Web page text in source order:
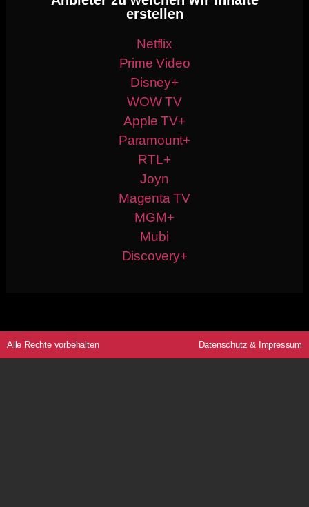
erstellen
Netflix
Prime Video
Disney+
WOW TV
Apple TV+
Paramount+
RTL+
Joyn
Magenta TV
MGM+
Mubi
Discovery+
Alle Rechte vorbehalten Datenschutz & Impressum